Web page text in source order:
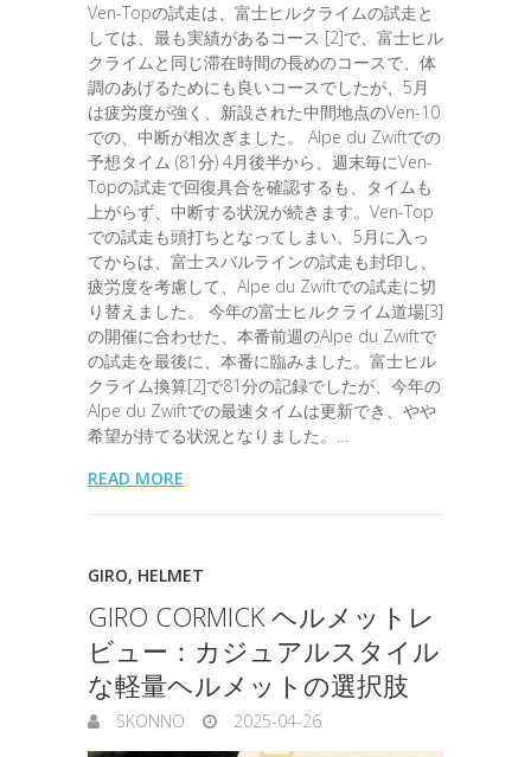
Ven-Topの試走は、富士ヒルクライムの試走と
しては、最も実績があるコース [2]で、富士ヒル
クライムと同じ滞在時間の長めのコースで、体
調のあげるためにも良いコースでしたが、5月
は疲労度が強く、新設された中間地点のVen-10
での、中断が相次ぎました。 Alpe du Zwiftでの
予想タイム (81分) 4月後半から、週末毎にVen-
Topの試走で回復具合を確認するも、タイムも
上がらず、中断する状況が続きます。Ven-Top
での試走も頭打ちとなってしまい、5月に入っ
てからは、富士スバルラインの試走も封印し、
疲労度を考慮して、Alpe du Zwiftでの試走に切
り替えました。 今年の富士ヒルクライム道場[3]
の開催に合わせた、本番前週のAlpe du Zwiftで
の試走を最後に、本番に臨みました。富士ヒル
クライム換算[2]で81分の記録でしたが、今年の
Alpe du Zwiftでの最速タイムは更新でき、やや
希望が持てる状況となりました。…
READ MORE
GIRO, HELMET
GIRO CORMICK ヘルメットレ
ビュー：カジュアルスタイル
な軽量ヘルメットの選択肢
SKONNO 2025-04-26